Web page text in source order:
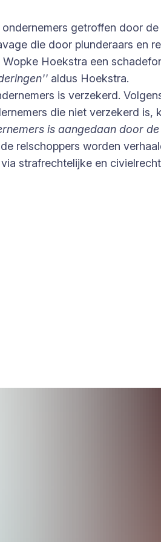
getroffen door
die door plunderaars en
Wopke Hoekstra een
aldus Hoekstra.
is verzekerd.
die niet verzekerd
is aangedaan door
relschoppers worden
strafrechtelijke en